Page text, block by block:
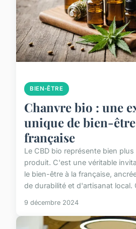
BIEN-ÊTRE
Chanvre bio : une
unique de bien-
française
Le CBD bio représente bien
produit. C'est une véritable
le bien-être à la française,
de durabilité et d'artisanat local.
9 décembre 2024